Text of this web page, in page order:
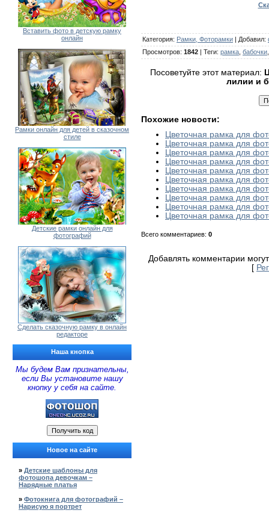
Вставить фото в детскую рамку
онлайн
Рамки онлайн для детей в сказочном
стиле
Детские рамки онлайн для
фотографий
Сделать сказочную рамку в онлайн
редакторе
Наша кнопка
Мы будем Вам признательны,
если Вы установите нашу
кнопку у себя на сайте.
Новое на сайте
» Детские шаблоны для
фотошопа девочкам –
Нарядные платья
» Фотокнига для фотографий –
Нарисую я портрет
Категория: Рамки, Фоторамки | Добавил:
Просмотров: 1842 | Теги: рамка бабочки
Посоветуйте этот материал:
лилии и
Похожие новости:
Цветочная рамка для
Цветочная рамка для
Цветочная рамка для
Цветочная рамка для
Цветочная рамка для
Цветочная рамка для
Цветочная рамка для
Цветочная рамка для
Цветочная рамка для
Цветочная рамка для
Всего комментариев: 0
Добавлять комментарии
[